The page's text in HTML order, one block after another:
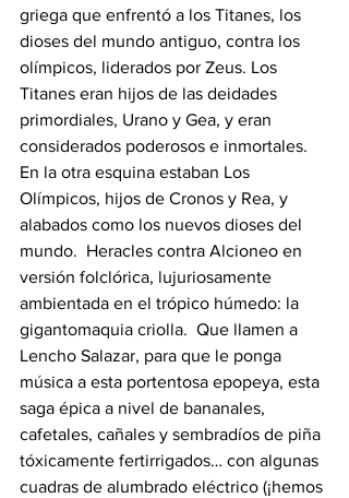
griega que enfrentó a los Titanes, los
dioses del mundo antiguo, contra los
olímpicos, liderados por Zeus. Los
Titanes eran hijos de las deidades
primordiales, Urano y Gea, y eran
considerados poderosos e inmortales.
En la otra esquina estaban Los
Olímpicos, hijos de Cronos y Rea, y
alabados como los nuevos dioses del
mundo.  Heracles contra Alcioneo en
versión folclórica, lujuriosamente
ambientada en el trópico húmedo: la
gigantomaquia criolla.  Que llamen a
Lencho Salazar, para que le ponga
música a esta portentosa epopeya, esta
saga épica a nivel de bananales,
cafetales, cañales y sembradíos de piña
tóxicamente fertirrigados… con algunas
cuadras de alumbrado eléctrico (¡hemos